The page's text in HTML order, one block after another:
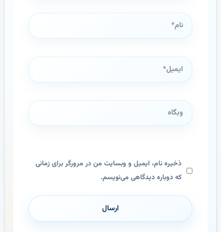
نام*
ایمیل*
وبگاه
ذخیره نام، ایمیل و وبسایت من در مرورگر برای زمانی
که دوباره دیدگاهی می‌نویسم.